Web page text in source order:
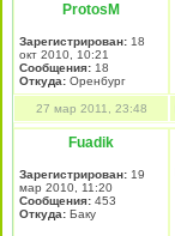
ProtosM
Зарегистрирован: 18
окт 2010, 10:21
Сообщения: 18
Откуда: Оренбург
27 мар 2011, 23:48
Fuadik
Зарегистрирован: 19
мар 2010, 11:20
Сообщения: 453
Откуда: Баку